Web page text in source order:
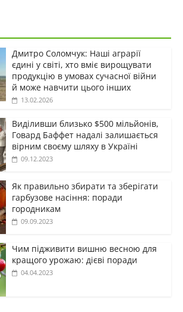
Дмитро Соломчук: Наші аграрії
єдині у світі, хто вміє вирощувати
продукцію в умовах сучасної війни
й може навчити цього інших
13.02.2026
Виділивши близько $500 мільйонів,
Говард Баффет надалі залишається
вірним своєму шляху в Україні
09.12.2023
Як правильно збирати та зберігати
гарбузове насіння: поради
городникам
09.09.2023
Чим підживити вишню весною для
кращого урожаю: дієві поради
04.04.2023